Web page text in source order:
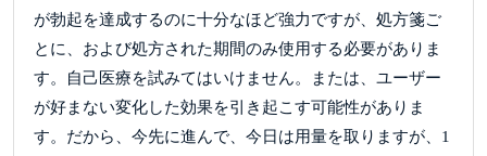
が勃起を達成するのに十分なほど強力ですが、処方箋ご
とに、および処方された期間のみ使用する必要がありま
す。自己医療を試みてはいけません。または、ユーザー
が好まない変化した効果を引き起こす可能性がありま
す。だから、今先に進んで、今日は用量を取りますが、1